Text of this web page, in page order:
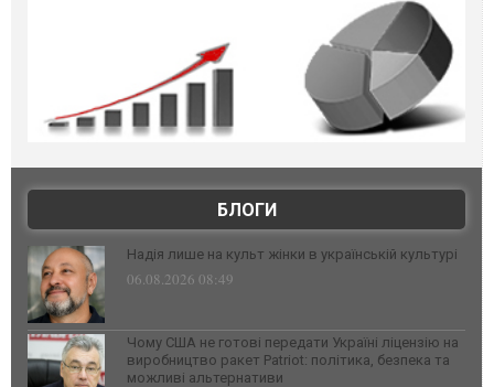
БЛОГИ
Надія лише на культ жінки в українській культурі
06.08.2026 08:49
Чому США не готові передати Україні ліцензію на
виробництво ракет Patriot: політика, безпека та
можливі альтернативи